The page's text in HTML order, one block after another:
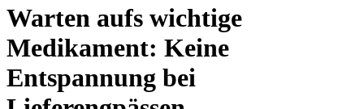
Warten aufs wichtige
Medikament: Keine
Entspannung bei